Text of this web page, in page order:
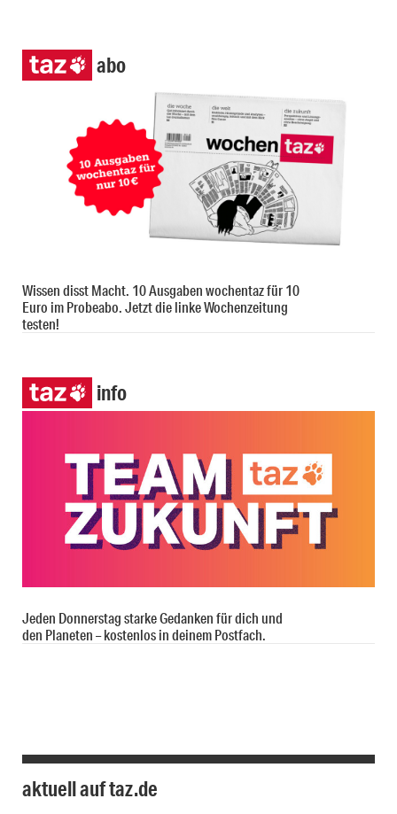
abo
Wissen disst Macht. 10 Ausgaben wochentaz für 10
Euro im Probeabo. Jetzt die linke Wochenzeitung
testen!
info
Jeden Donnerstag starke Gedanken für dich und
den Planeten – kostenlos in deinem Postfach.
aktuell auf taz.de